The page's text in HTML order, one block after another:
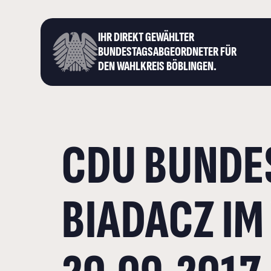
IHR DIREKT GEWÄHLTER
BUNDESTAGS­ABGEORDNETER FÜR
DEN WAHLKREIS BÖBLINGEN.
CDU
BIADACZ